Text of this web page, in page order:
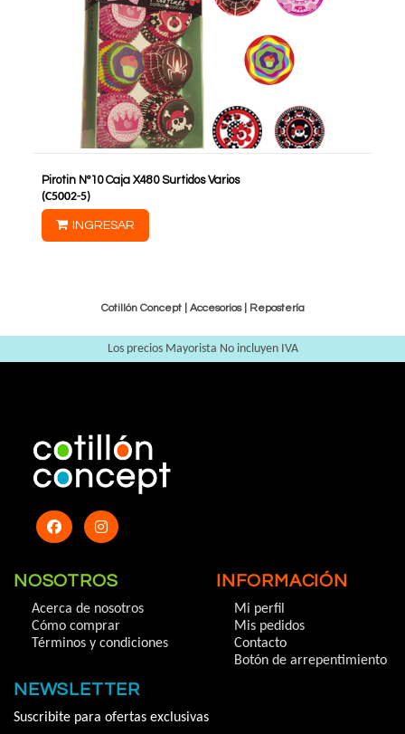
Pirotin Nº10 Caja X480 Surtidos Varios
(C5002-5)
INGRESAR
Cotillón Concept | Accesorios| Reposterí­a
Los precios Mayorista No incluyen IVA
NOSOTROS
Acerca de nosotros
Cómo comprar
Términos y condiciones
INFORMACIÓN
Mi perfil
Mis pedidos
Contacto
Botón de arrepentimiento
NEWSLETTER
Suscribite para ofertas exclusivas